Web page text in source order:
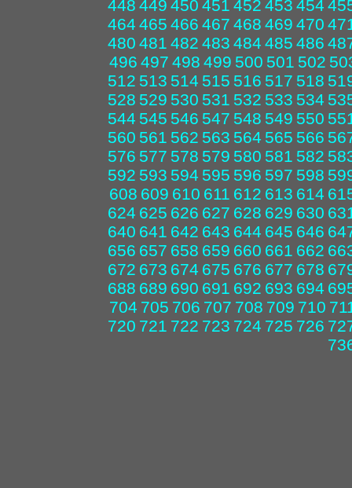
448 449 450 451 452 453 454
464 465 466 467 468 469 470
480 481 482 483 484 485 486
496 497 498 499 500 501 502
512 513 514 515 516 517 518
528 529 530 531 532 533 534
544 545 546 547 548 549 550
560 561 562 563 564 565 566
576 577 578 579 580 581 582
592 593 594 595 596 597 598
608 609 610 611 612 613 614
624 625 626 627 628 629 630
640 641 642 643 644 645 646
656 657 658 659 660 661 662
672 673 674 675 676 677 678
688 689 690 691 692 693 694
704 705 706 707 708 709 710
720 721 722 723 724 725 726